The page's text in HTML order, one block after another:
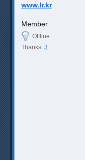
www.lr.kr
Member
Offline
Thanks: 3